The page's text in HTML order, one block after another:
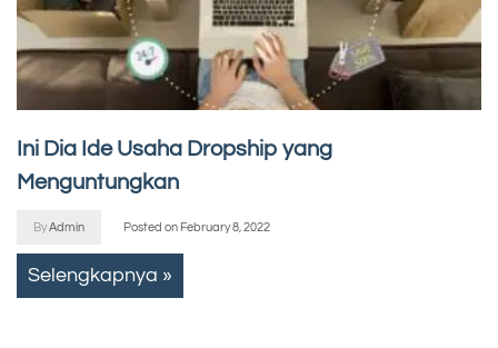
Ini Dia Ide Usaha Dropship yang
Menguntungkan
ByAdmin Posted on February 8, 2022
Selengkapnya »